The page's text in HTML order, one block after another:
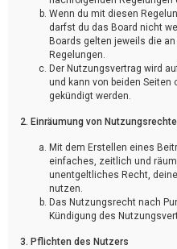
Wenn du mit diesen
darfst du das Board nicht
Boards gelten jeweils die
Regelungen.
Der Nutzungsvertrag wird
und kann von beiden
gekündigt werden.
2. Einräumung von
Mit dem Erstellen eines
einfaches, zeitlich und
unentgeltliches Recht,
nutzen.
Das Nutzungsrecht nach
Kündigung des
3. Pflichten des Nutzers